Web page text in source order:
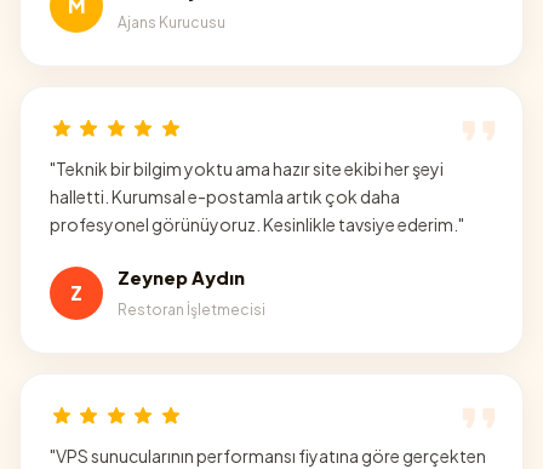
M
Ajans Kurucusu
"Teknik bir bilgim yoktu ama hazır site ekibi her şeyi
halletti. Kurumsal e-postamla artık çok daha
profesyonel görünüyoruz. Kesinlikle tavsiye ederim. "
Z
Zeynep Aydın
Restoran İşletmecisi
"VPS sunucularının performansı fiyatına göre gerçekten